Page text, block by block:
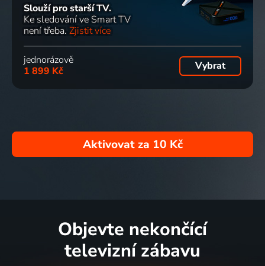
Slouží pro starší TV.
Ke sledování ve Smart TV
není třeba. Zjistit více
jednorázově
1 899 Kč
Vybrat
Aktivovat za 10 Kč
Objevte nekončící
televizní zábavu